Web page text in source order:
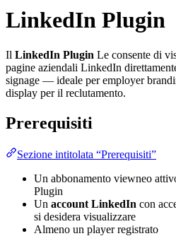
LinkedIn Plugin
Il LinkedIn Plugin Le consente di
pagine aziendali LinkedIn
signage — ideale per employer
display per il reclutamento.
Prerequisiti
Sezione intitolata “Prerequisiti”
Un abbonamento viewneo
Plugin
Un account LinkedIn con
si desidera visualizzare
Almeno un player registrato